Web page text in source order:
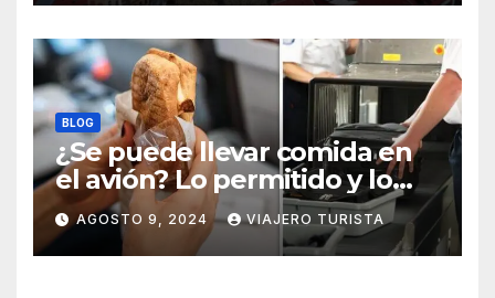
BLOG
¿Se puede llevar comida en
el avión? Lo permitido y lo
prohido
AGOSTO 9, 2024 VIAJERO TURISTA